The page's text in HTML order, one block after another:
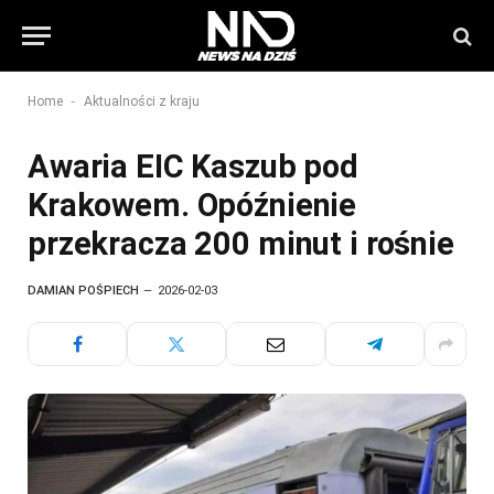
Home - Aktualności z kraju
Awaria EIC Kaszub pod
Krakowem. Opóźnienie
przekracza 200 minut i rośnie
DAMIAN POŚPIECH 2026-02-03